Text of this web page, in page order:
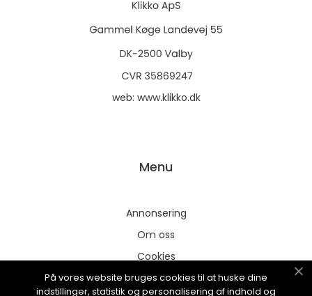
web: www.klikko.dk
Menu
Annonsering
Om oss
Cookies
Kontakta oss
På vores website bruges cookies til at huske dine
indstillinger, statistik og personalisering af indhold og